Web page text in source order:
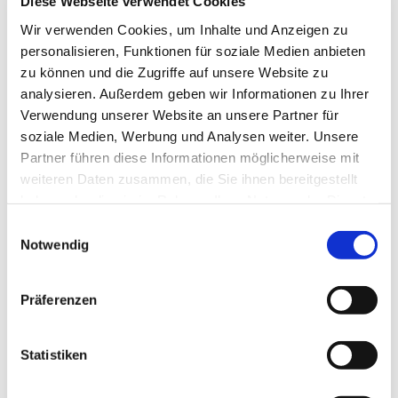
Wir verwenden Cookies, um Inhalte und Anzeigen zu
personalisieren, Funktionen für soziale Medien anbieten
zu können und die Zugriffe auf unsere Website zu
analysieren. Außerdem geben wir Informationen zu Ihrer
Verwendung unserer Website an unsere Partner für
soziale Medien, Werbung und Analysen weiter. Unsere
Partner führen diese Informationen möglicherweise mit
weiteren Daten zusammen, die Sie ihnen bereitgestellt
Notwendig
Präferenzen
Statistiken
Ensuite, guidez la couronne dans le matériau avec
des mouvements de balayage constants. Cette
méthode améliore le refroidissement, réduit
l’usure et permet d’obtenir un perçage propre et
Le trou percé fera-t-il
exactement 120 mm
légèrement supérieur à